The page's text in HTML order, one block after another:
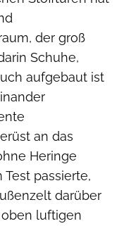
der groß
Schuhe,
aufgebaut ist
an das
Heringe
passierte,
darüber
luftigen